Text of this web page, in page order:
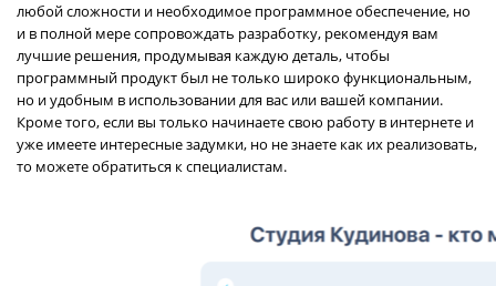
любой сложности и необходимое программное обеспечение, но
и в полной мере сопровождать разработку, рекомендуя вам
лучшие решения, продумывая каждую деталь, чтобы
программный продукт был не только широко функциональным,
но и удобным в использовании для вас или вашей компании.
Кроме того, если вы только начинаете свою работу в интернете и
уже имеете интересные задумки, но не знаете как их реализовать,
то можете обратиться к специалистам.